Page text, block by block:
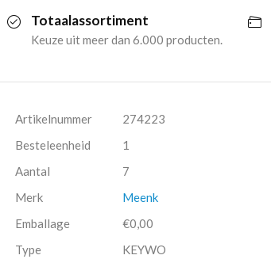
Totaalassortiment
Keuze uit meer dan 6.000 producten.
Artikelnummer
274223
Besteleenheid
1
Aantal
7
Merk
Meenk
Emballage
€0,00
Type
KEYWO